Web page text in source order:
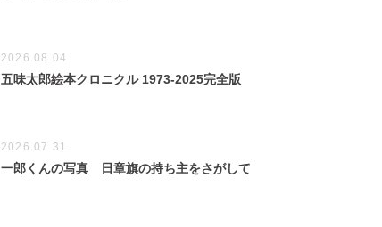
2026.08.04
五味太郎絵本クロニクル 1973-2025完全版
2026.07.31
一郎くんの写真 日章旗の持ち主をさがして